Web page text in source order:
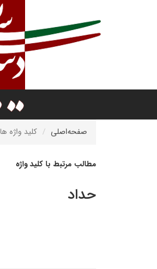
صفحه‌اصلی کلید واژه ها
مطالب مرتبط با کلید واژه
حداد